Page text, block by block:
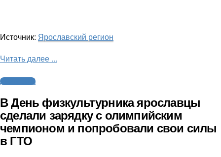
Источник: Ярославский регион
Читать далее ...
Другие виды
В День физкультурника ярославцы
сделали зарядку с олимпийским
чемпионом и попробовали свои силы
в ГТО